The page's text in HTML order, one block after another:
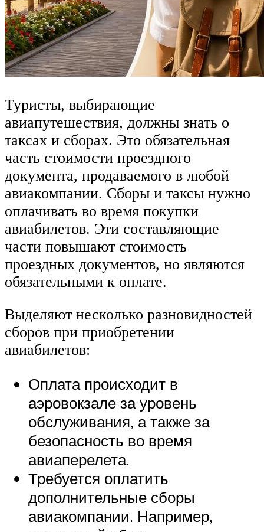
Туристы, выбирающие
авиапутешествия, должны знать о
таксах и сборах. Это обязательная
часть стоимости проездного
документа, продаваемого в любой
авиакомпании. Сборы и таксы нужно
оплачивать во время покупки
авиабилетов. Эти составляющие
части повышают стоимость
проездных документов, но являются
обязательными к оплате.
Выделяют несколько разновидностей
сборов при приобретении
авиабилетов:
Оплата происходит в
аэровокзале за уровень
обслуживания, а также за
безопасность во время
авиаперелета.
Требуется оплатить
дополнительные сборы
авиакомпании. Например,